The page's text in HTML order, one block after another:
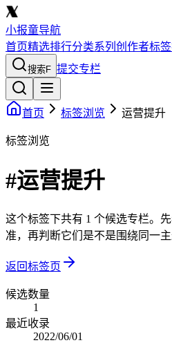
小报童导航
首页精选排行分类系列 创作者标签
搜索F 提交专栏
首页 标签浏览 运营提升
标签浏览
#运营提升
这个标签下共有 1 个候选专栏。
准，再判断它们是不是围绕同一主
返回标签页
候选数量
1
最近收录
2022/06/01